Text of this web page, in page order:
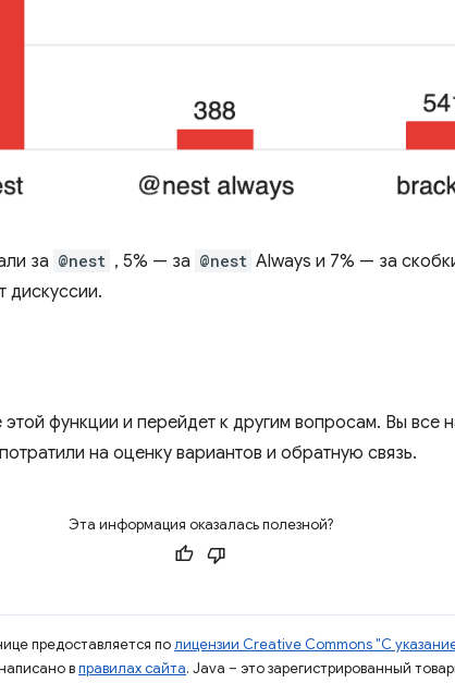
за @nest , 5% — за @nest Always и 7% — за
дискуссии.
функции и перейдет к другим вопросам. Вы все
на оценку вариантов и обратную связь.
Эта информация оказалась полезной?
предоставляется полицензии Creative Commons "С
вправилах сайта. Java – это зарегистрированный